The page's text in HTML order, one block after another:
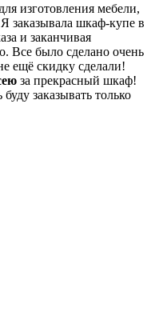
изготовления мебели,
заказывала шкаф-купе в
и заканчивая
Все было сделано очень
ещё скидку сделали!
за прекрасный шкаф!
заказывать только